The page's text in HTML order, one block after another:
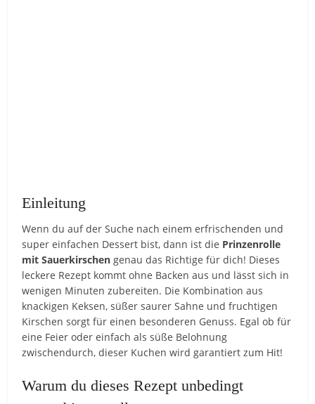
Einleitung
Wenn du auf der Suche nach einem erfrischenden und
super einfachen Dessert bist, dann ist die Prinzenrolle
mit Sauerkirschen genau das Richtige für dich! Dieses
leckere Rezept kommt ohne Backen aus und lässt sich in
wenigen Minuten zubereiten. Die Kombination aus
knackigen Keksen, süßer saurer Sahne und fruchtigen
Kirschen sorgt für einen besonderen Genuss. Egal ob für
eine Feier oder einfach als süße Belohnung
zwischendurch, dieser Kuchen wird garantiert zum Hit!
Warum du dieses Rezept unbedingt